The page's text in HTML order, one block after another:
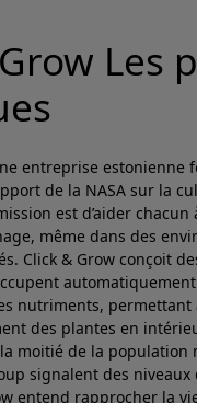
Les
entreprise estonienne
de la NASA sur la
est d’aider
même dans des
Click & Grow conçoit
automatiquement
nutriments, permettant
des plantes en
moitié de la population
signalent des niveaux
entend rapprocher la